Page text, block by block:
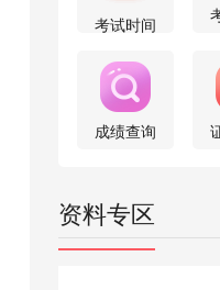
考试时间
成绩查询
资料专区